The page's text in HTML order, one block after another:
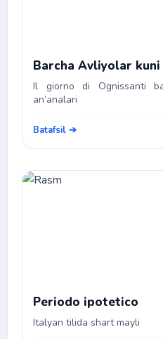
Barcha Avliyolar kuni
Il giorno di Ognissanti
an’analari
Batafsil ➔
Periodo ipotetico
Italyan tilida shart mayli